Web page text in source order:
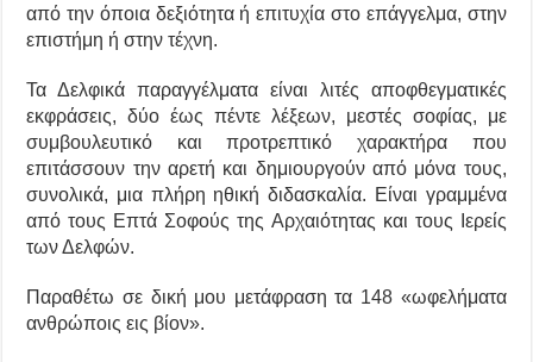
από την όποια δεξιότητα ή επιτυχία στο επάγγελμα, στην
επιστήμη ή στην τέχνη.
Τα Δελφικά παραγγέλματα είναι λιτές αποφθεγματικές
εκφράσεις, δύο έως πέντε λέξεων, μεστές σοφίας, με
συμβουλευτικό και προτρεπτικό χαρακτήρα που
επιτάσσουν την αρετή και δημιουργούν από μόνα τους,
συνολικά, μια πλήρη ηθική διδασκαλία. Είναι γραμμένα
από τους Επτά Σοφούς της Αρχαιότητας και τους Ιερείς
των Δελφών.
Παραθέτω σε δική μου μετάφραση τα 148 «ωφελήματα
ανθρώποις εις βίον».